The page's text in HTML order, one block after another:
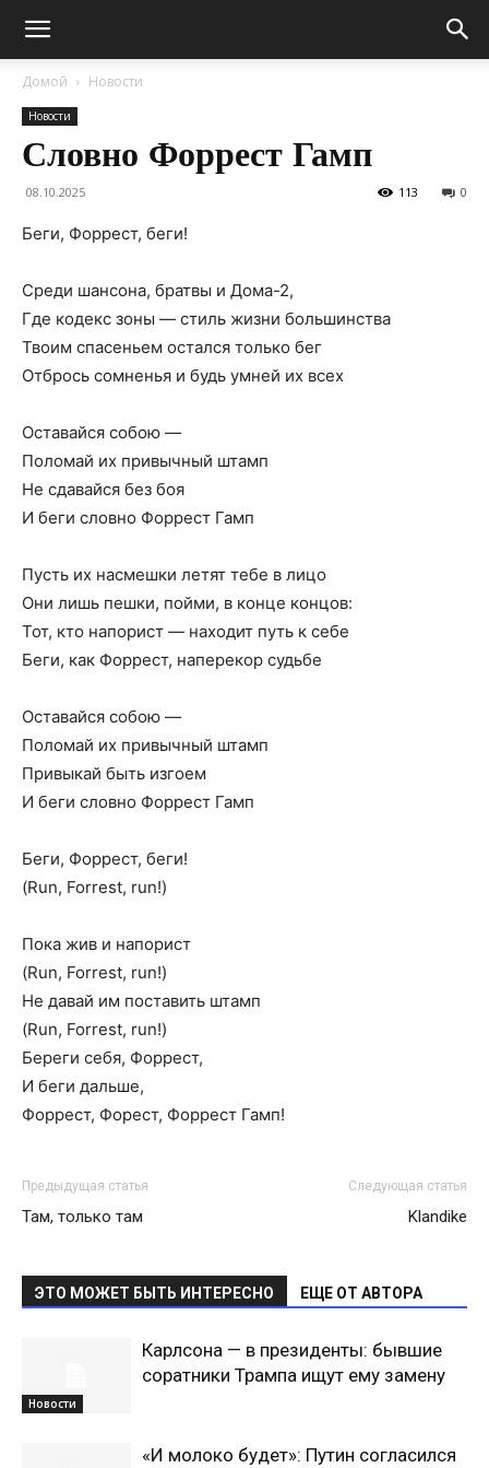
Домой Новости
Новости
Словно Форрест Гамп
08.10.2025 0
113
Беги, Форрест, беги!
Среди шансона, братвы и Дома-2,
Где кодекс зоны — стиль жизни большинства
Твоим спасеньем остался только бег
Отбрось сомненья и будь умней их всех
Оставайся собою —
Поломай их привычный штамп
Не сдавайся без боя
И беги словно Форрест Гамп
Пусть их насмешки летят тебе в лицо
Они лишь пешки, пойми, в конце концов:
Тот, кто напорист — находит путь к себе
Беги, как Форрест, наперекор судьбе
Оставайся собою —
Поломай их привычный штамп
Привыкай быть изгоем
И беги словно Форрест Гамп
Беги, Форрест, беги!
(Run, Forrest, run!)
Пока жив и напорист
(Run, Forrest, run!)
Не давай им поставить штамп
(Run, Forrest, run!)
Береги себя, Форрест,
И беги дальше,
Форрест, Форест, Форрест Гамп!
Предыдущая статья
Там, только там
Следующая статья
Klandike
ЭТО МОЖЕТ БЫТЬ ИНТЕРЕСНО ЕЩЕ ОТ АВТОРА
Новости
Карлсона — в президенты: бывшие
соратники Трампа ищут ему замену
«И молоко будет»: Путин согласился